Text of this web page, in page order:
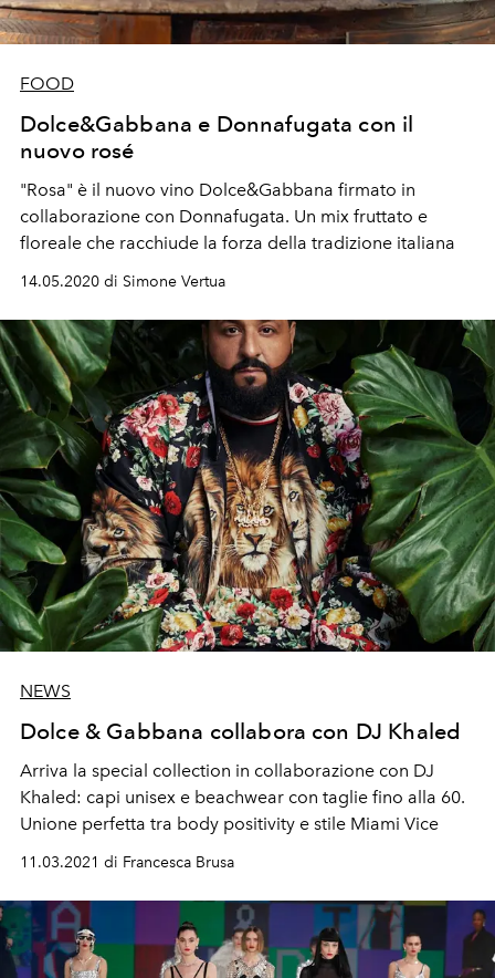
FOOD
Dolce&Gabbana e Donnafugata con il
nuovo rosé
"Rosa" è il nuovo vino Dolce&Gabbana firmato in
collaborazione con Donnafugata. Un mix fruttato e
floreale che racchiude la forza della tradizione italiana
14.05.2020 di Simone Vertua
NEWS
Dolce & Gabbana collabora con DJ Khaled
Arriva la special collection in collaborazione con DJ
Khaled: capi unisex e beachwear con taglie fino alla 60.
Unione perfetta tra body positivity e stile Miami Vice
11.03.2021 di Francesca Brusa